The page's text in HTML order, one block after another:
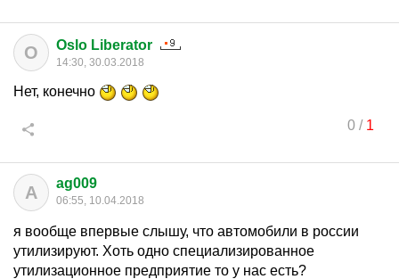
O Oslo Liberator
14:30, 30.03.2018
Нет, конечно
0/ 1
A ag009
06:55, 10.04.2018
я вообще впервые слышу, что автомобили в россии
утилизируют. Хоть одно специализированное
утилизационное предприятие то у нас есть?